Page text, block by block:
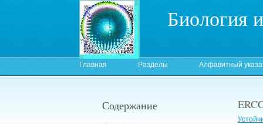
Биология
Главная Разделы Алфавитный
Содержание